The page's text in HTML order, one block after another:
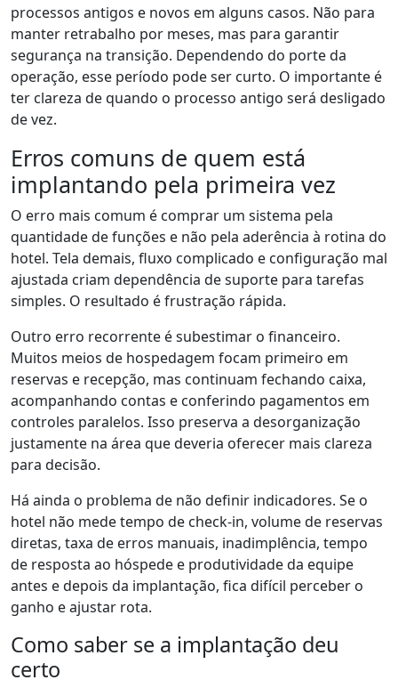
processos antigos e novos em alguns casos. Não para
manter retrabalho por meses, mas para garantir
segurança na transição. Dependendo do porte da
operação, esse período pode ser curto. O importante é
ter clareza de quando o processo antigo será desligado
de vez.
Erros comuns de quem está
implantando pela primeira vez
O erro mais comum é comprar um sistema pela
quantidade de funções e não pela aderência à rotina do
hotel. Tela demais, fluxo complicado e configuração mal
ajustada criam dependência de suporte para tarefas
simples. O resultado é frustração rápida.
Outro erro recorrente é subestimar o financeiro.
Muitos meios de hospedagem focam primeiro em
reservas e recepção, mas continuam fechando caixa,
acompanhando contas e conferindo pagamentos em
controles paralelos. Isso preserva a desorganização
justamente na área que deveria oferecer mais clareza
para decisão.
Há ainda o problema de não definir indicadores. Se o
hotel não mede tempo de check-in, volume de reservas
diretas, taxa de erros manuais, inadimplência, tempo
de resposta ao hóspede e produtividade da equipe
antes e depois da implantação, fica difícil perceber o
ganho e ajustar rota.
Como saber se a implantação deu
certo